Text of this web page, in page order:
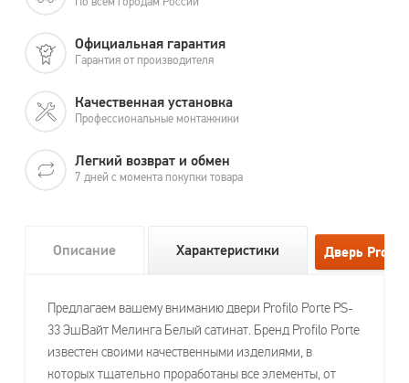
Официальная гарантия
Гарантия от производителя
Качественная установка
Профессиональные монтажники
Легкий возврат и обмен
7 дней с момента покупки товара
Описание Характеристики
Предлагаем вашему вниманию двери Profilo Porte PS-
33 ЭшВайт Мелинга Белый сатинат. Бренд Profilo Porte
известен своими качественными изделиями, в
которых тщательно проработаны все элементы, от